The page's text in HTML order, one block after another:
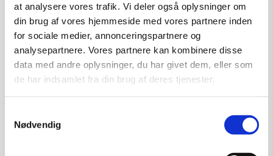
at analysere vores trafik. Vi deler også oplysninger om
din brug af vores hjemmeside med vores partnere inden
for sociale medier, annonceringspartnere og
analysepartnere. Vores partnere kan kombinere disse
data med andre oplysninger, du har givet dem, eller som
de har indsamlet fra din brug af deres tjenester.
Nødvendig